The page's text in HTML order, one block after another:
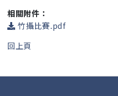
相關附件：
竹攝比賽.pdf
回上頁